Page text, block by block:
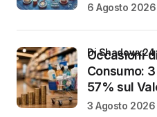
6 Agosto 2026
Occasioni
Consumo:
57% sul
di Shadowx24
3 Agosto 2026